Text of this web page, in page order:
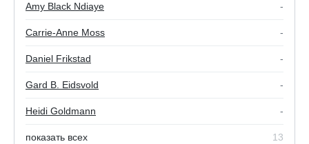
Amy Black Ndiaye -
Carrie-Anne Moss -
Daniel Frikstad -
Gard B. Eidsvold -
Heidi Goldmann -
показать всех 13